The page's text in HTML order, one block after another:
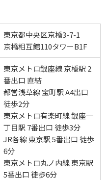
東京都中央区京橋3-7-1
京橋相互館110タワーB1F
東京メトロ銀座線 京橋駅 2
番出口 直結
都営浅草線 宝町駅 A4出口
徒歩2分
東京メトロ有楽町線 銀座一
丁目駅 7番出口 徒歩3分
JR各線 東京駅 5番出口 徒歩
6分
東京メトロ丸ノ内線 東京駅
5番出口 徒歩6分